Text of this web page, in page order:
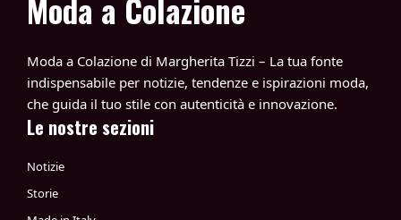
Moda a Colazione
Moda a Colazione di Margherita Tizzi – La tua fonte
indispensabile per notizie, tendenze e ispirazioni moda,
che guida il tuo stile con autenticità e innovazione.
Le nostre sezioni
Notizie
Storie